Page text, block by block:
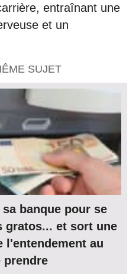
entraînant une
et un
SUJET
banque pour se
gratos... et sort une
l'entendement au
prendre